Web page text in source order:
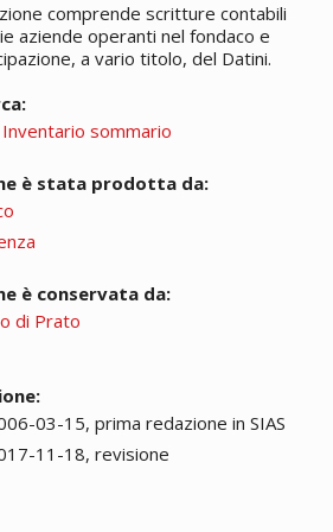
comprende scritture contabili
aziende operanti nel fondaco e
a vario titolo, del Datini.
sommario
è stata prodotta da:
è conservata da:
di Prato
03-15, prima redazione in SIAS
11-18, revisione